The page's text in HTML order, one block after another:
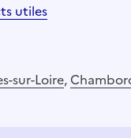
utiles
sur-Loire,